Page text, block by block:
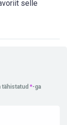
selle
tähistatud *-ga